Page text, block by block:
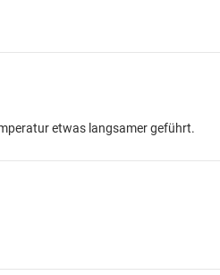
etwas langsamer geführt.